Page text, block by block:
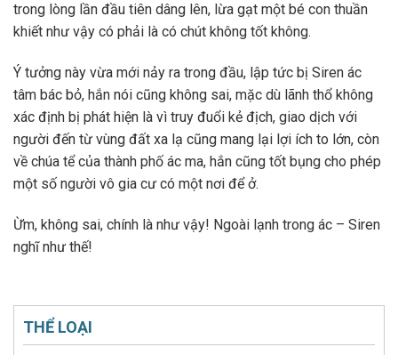
trong lòng lần đầu tiên dâng lên, lừa gạt một bé con thuần
khiết như vậy có phải là có chút không tốt không.
Ý tưởng này vừa mới nảy ra trong đầu, lập tức bị Siren ác
tâm bác bỏ, hắn nói cũng không sai, mặc dù lãnh thổ không
xác định bị phát hiện là vì truy đuổi kẻ địch, giao dịch với
người đến từ vùng đất xa lạ cũng mang lại lợi ích to lớn, còn
về chúa tể của thành phố ác ma, hắn cũng tốt bụng cho phép
một số người vô gia cư có một nơi để ở.
Ừm, không sai, chính là như vậy! Ngoài lạnh trong ác – Siren
nghĩ như thế!
THỂ LOẠI